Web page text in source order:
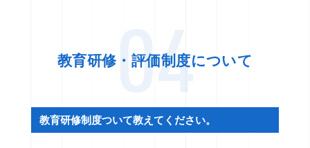
04
教育研修・評価制度について
教育研修制度ついて教えてください。